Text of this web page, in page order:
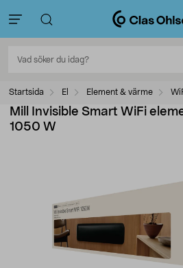
Startsida El Element & värme
Mill Invisible Smart WiFi
1050 W